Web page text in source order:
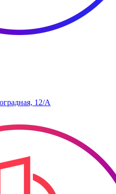
12/А